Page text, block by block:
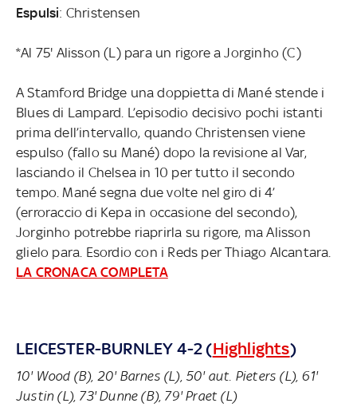
Espulsi: Christensen
*Al 75' Alisson (L) para un rigore a Jorginho (C)
A Stamford Bridge una doppietta di Mané stende i
Blues di Lampard. L’episodio decisivo pochi istanti
prima dell’intervallo, quando Christensen viene
espulso (fallo su Mané) dopo la revisione al Var,
lasciando il Chelsea in 10 per tutto il secondo
tempo. Mané segna due volte nel giro di 4’
(erroraccio di Kepa in occasione del secondo),
Jorginho potrebbe riaprirla su rigore, ma Alisson
glielo para. Esordio con i Reds per Thiago Alcantara.
LA CRONACA COMPLETA
LEICESTER-BURNLEY 4-2 (Highlights)
10' Wood (B), 20' Barnes (L), 50' aut. Pieters (L), 61'
Justin (L), 73' Dunne (B), 79' Praet (L)